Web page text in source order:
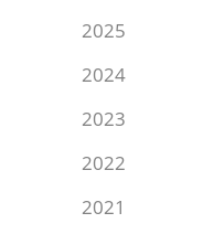
2025
2024
2023
2022
2021